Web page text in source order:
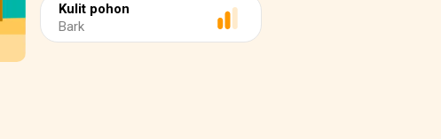
Kulit pohon
Bark